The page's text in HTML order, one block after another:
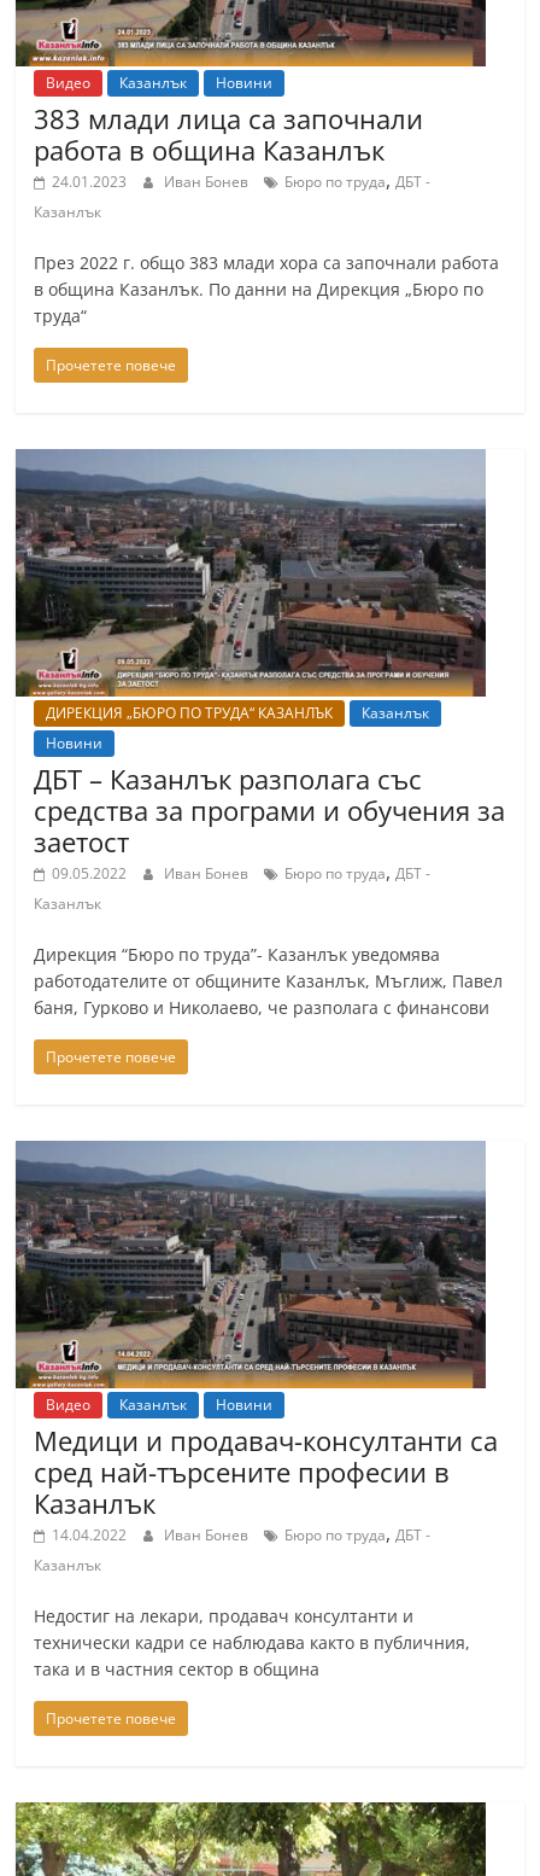
Видео Казанлък Новини
383 млади лица са започнали
работа в община Казанлък
24.01.2023 Иван Бонев Бюро по труда,ДБТ -
Казанлък
През 2022 г. общо 383 млади хора са започнали работа
в община Казанлък. По данни на Дирекция „Бюро по
труда“
Прочетете повече
ДИРЕКЦИЯ „БЮРО ПО ТРУДА“ КАЗАНЛЪК
Казанлък
Новини
ДБТ – Казанлък разполага със
средства за програми и обучения за
заетост
09.05.2022 Иван Бонев Бюро по труда,ДБТ -
Казанлък
Дирекция “Бюро по труда”- Казанлък уведомява
работодателите от общините Казанлък, Мъглиж, Павел
баня, Гурково и Николаево, че разполага с финансови
Прочетете повече
Видео Казанлък Новини
Медици и продавач-консултанти са
сред най-търсените професии в
Казанлък
14.04.2022 Иван Бонев Бюро по труда,ДБТ -
Казанлък
Недостиг на лекари, продавач консултанти и
технически кадри се наблюдава както в публичния,
така и в частния сектор в община
Прочетете повече